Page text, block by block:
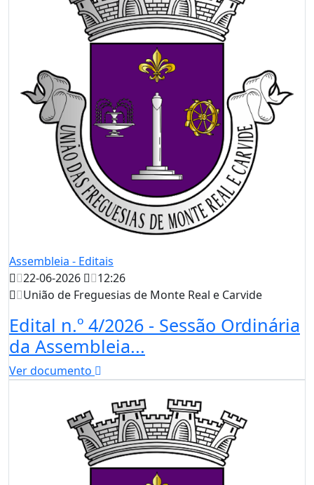
Assembleia - Editais
22-06-2026
12:26
União de Freguesias de Monte Real e Carvide
Edital n.º 4/2026 - Sessão Ordinária
da Assembleia...
Ver documento